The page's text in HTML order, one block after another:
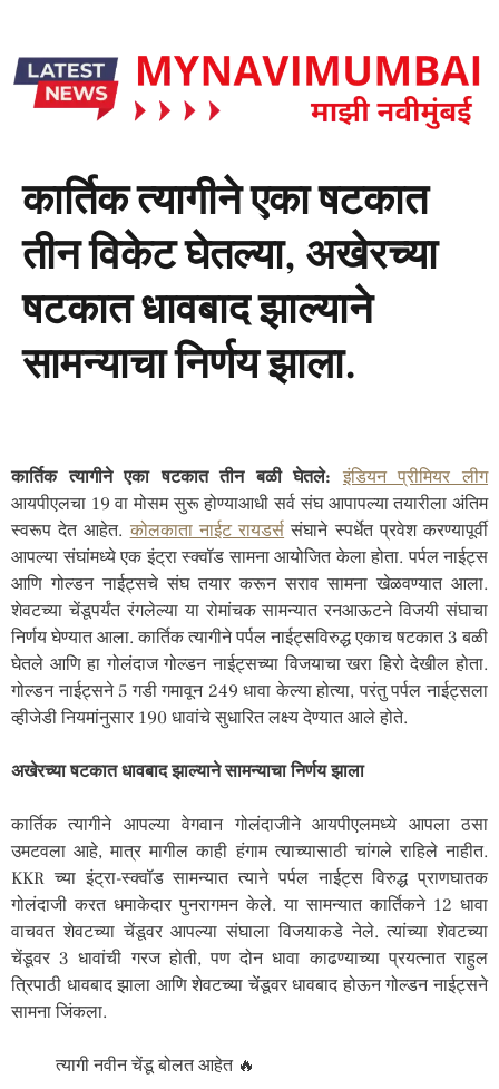
कार्तिक त्यागीने एका षटकात
तीन विकेट घेतल्या, अखेरच्या
षटकात धावबाद झाल्याने
सामन्याचा निर्णय झाला.
कार्तिक त्यागीने एका षटकात तीन बळी घेतले: इंडियन प्रीमियर लीग
आयपीएलचा 19 वा मोसम सुरू होण्याआधी सर्व संघ आपापल्या तयारीला अंतिम
स्वरूप देत आहेत. कोलकाता नाईट रायडर्स संघाने स्पर्धेत प्रवेश करण्यापूर्वी
आपल्या संघांमध्ये एक इंट्रा स्क्वॉड सामना आयोजित केला होता. पर्पल नाईट्स
आणि गोल्डन नाईट्सचे संघ तयार करून सराव सामना खेळवण्यात आला.
शेवटच्या चेंडूपर्यंत रंगलेल्या या रोमांचक सामन्यात रनआऊटने विजयी संघाचा
निर्णय घेण्यात आला. कार्तिक त्यागीने पर्पल नाईट्सविरुद्ध एकाच षटकात 3 बळी
घेतले आणि हा गोलंदाज गोल्डन नाईट्सच्या विजयाचा खरा हिरो देखील होता.
गोल्डन नाईट्सने 5 गडी गमावून 249 धावा केल्या होत्या, परंतु पर्पल नाईट्सला
व्हीजेडी नियमांनुसार 190 धावांचे सुधारित लक्ष्य देण्यात आले होते.
अखेरच्या षटकात धावबाद झाल्याने सामन्याचा निर्णय झाला
कार्तिक त्यागीने आपल्या वेगवान गोलंदाजीने आयपीएलमध्ये आपला ठसा
उमटवला आहे, मात्र मागील काही हंगाम त्याच्यासाठी चांगले राहिले नाहीत.
KKR च्या इंट्रा-स्क्वॉड सामन्यात त्याने पर्पल नाईट्स विरुद्ध प्राणघातक
गोलंदाजी करत धमाकेदार पुनरागमन केले. या सामन्यात कार्तिकने 12 धावा
वाचवत शेवटच्या चेंडूवर आपल्या संघाला विजयाकडे नेले. त्यांच्या शेवटच्या
चेंडूवर 3 धावांची गरज होती, पण दोन धावा काढण्याच्या प्रयत्नात राहुल
त्रिपाठी धावबाद झाला आणि शेवटच्या चेंडूवर धावबाद होऊन गोल्डन नाईट्सने
सामना जिंकला.
त्यागी नवीन चेंडू बोलत आहेत 🔥